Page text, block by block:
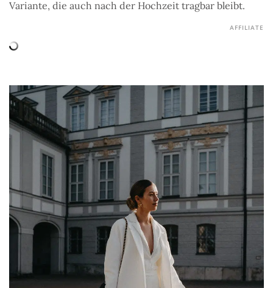
Variante, die auch nach der Hochzeit tragbar bleibt.
AFFILIATE